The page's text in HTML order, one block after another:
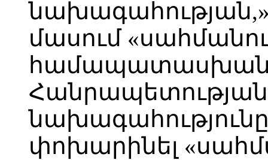
նախագահության,»
մասում
Հանրապետության
փոխարինել